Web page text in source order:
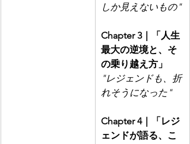
しか見えないもの"
Chapter 3｜「人生
最大の逆境と、そ
の乗り越え方」
"レジェンドも、折
れそうになった"
Chapter 4｜「レジ
ェンドが語る、こ